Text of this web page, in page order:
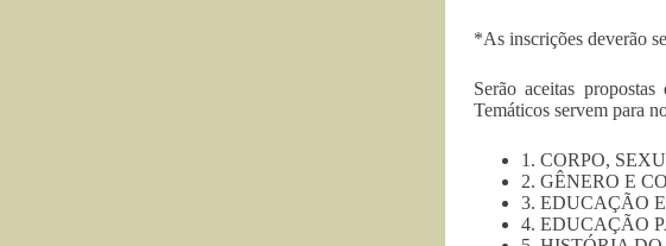
*As inscrições deverão
Serão aceitas
Temáticos servem para
1. CORPO,
2. GÊNERO E
3. EDUCAÇÃO
4. EDUCAÇÃO